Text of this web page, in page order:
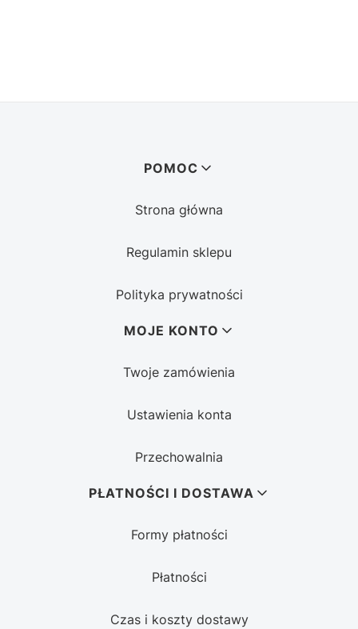
POMOC
Strona główna
Regulamin sklepu
Polityka prywatności
MOJE KONTO
Twoje zamówienia
Ustawienia konta
Przechowalnia
PŁATNOŚCI I DOSTAWA
Formy płatności
Płatności
Czas i koszty dostawy